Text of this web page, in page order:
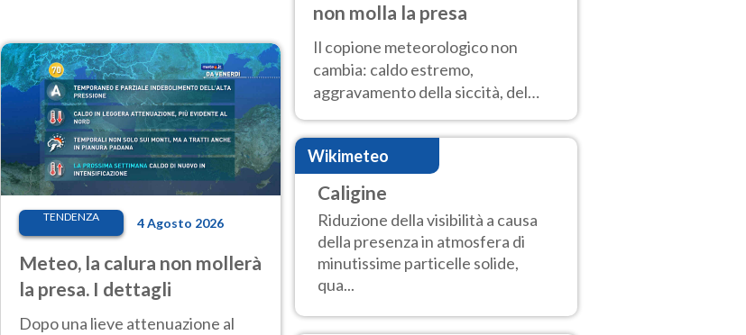
TENDENZA 4 Agosto 2026
Meteo, la calura non mollerà
la presa. I dettagli
Dopo una lieve attenuazione al
non molla la presa
Il copione meteorologico non
cambia: caldo estremo,
aggravamento della siccità, del
rischio incendi e temporali di
calore. Nessun cambiamento fino
Ferragosto
Wikimeteo
Caligine
Riduzione della visibilità a causa
della presenza in atmosfera di
minutissime particelle solide,
qua...